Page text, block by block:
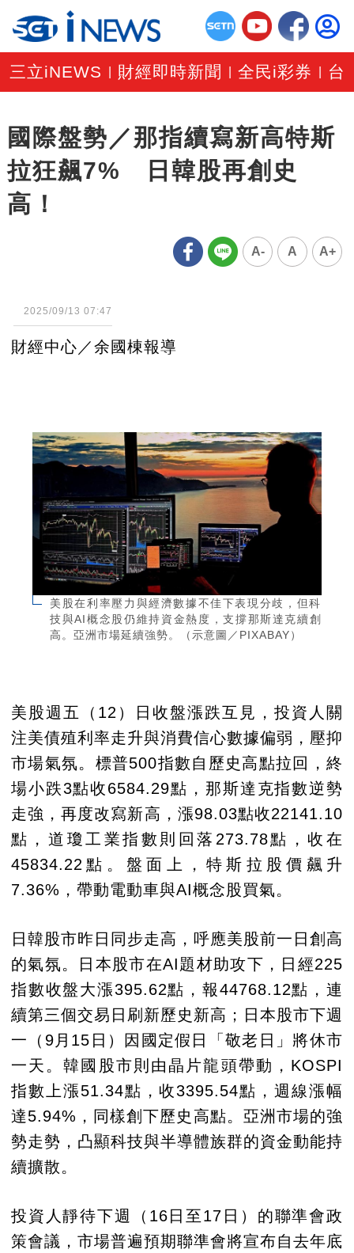
三立iNEWS 財經即時新聞 |全民i彩券 台
國際盤勢／那指續寫新高特斯
拉狂飆7% 日韓股再創史
高！
A- A A+
2025/09/13 07:47
財經中心／余國棟報導
美股在利率壓力與經濟數據不佳下表現分歧，但科
技與AI概念股仍維持資金熱度，支撐那斯達克續創
高。亞洲市場延續強勢。（示意圖／PIXABAY）
美股週五（12）日收盤漲跌互見，投資人關
注美債殖利率走升與消費信心數據偏弱，壓抑
市場氣氛。標普500指數自歷史高點拉回，終
場小跌3點收6584.29點，那斯達克指數逆勢
走強，再度改寫新高，漲98.03點收22141.10
點，道瓊工業指數則回落273.78點，收在
45834.22點。盤面上，特斯拉股價飆升
7.36%，帶動電動車與AI概念股買氣。
日韓股市昨日同步走高，呼應美股前一日創高
的氣氛。日本股市在AI題材助攻下，日經225
指數收盤大漲395.62點，報44768.12點，連
續第三個交易日刷新歷史新高；日本股市下週
一（9月15日）因國定假日「敬老日」將休市
一天。韓國股市則由晶片龍頭帶動，KOSPI
指數上漲51.34點，收3395.54點，週線漲幅
達5.94%，同樣創下歷史高點。亞洲市場的強
勢走勢，凸顯科技與半導體族群的資金動能持
續擴散。
投資人靜待下週（16日至17日）的聯準會政
策會議，市場普遍預期聯準會將宣布自去年底